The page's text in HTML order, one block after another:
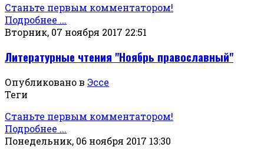
Станьте первым комментатором!
Подробнее ...
Вторник, 07 ноября 2017 22:51
Литературные чтения "Ноябрь православный"
Опубликовано в Эссе
Теги
Станьте первым комментатором!
Подробнее ...
Понедельник, 06 ноября 2017 13:30